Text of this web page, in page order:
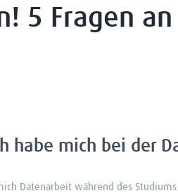
5 Fragen
habe mich bei der
Datenarbeit während des